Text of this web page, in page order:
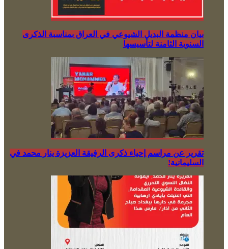
بيان منظمة البديل الشيوعي في العراق بمناسبة الذكرى
السنوية الثامنة لتأسيسها
تقرير عن مراسم إحياء ذكرى الرفيقة العزيزة ينار محمد في
السليمانية!